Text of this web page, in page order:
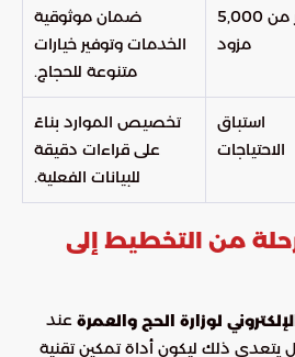
أكثر من 5,000
مزود
ضمان موثوقية
الخدمات وتوفير خيارات
متنوعة للحجاج.
استباق
الاحتياجات
تخصيص الموارد بناءً
على قراءات دقيقة
للبيانات الفعلية.
من التخطيط إلى
لوزارة الحج والعمرة عند
يتعدى ذلك ليكون أداة تمكين تقنية